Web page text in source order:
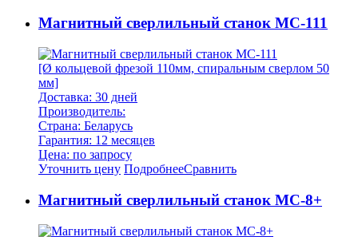
Магнитный сверлильный станок МС-111
[Ø кольцевой фрезой 110мм, спиральным сверлом 50
мм]
Доставка: 30 дней
Производитель:
Страна: Беларусь
Гарантия: 12 месяцев
Цена: по запросу
Уточнить цену ПодробнееСравнить
Магнитный сверлильный станок МС-8+